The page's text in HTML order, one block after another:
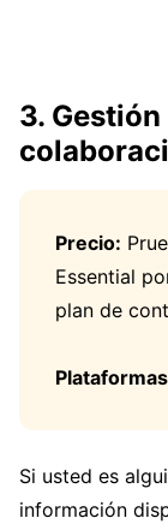
3.
Precio:
Essential
plan de
Si usted es
información